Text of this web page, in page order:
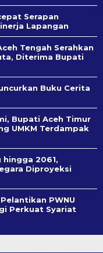
Serapan
Lapangan
Tengah Serahkan
Diterima Bupati
Buku Cerita
Bupati Aceh Timur
UMKM Terdampak
hingga 2061,
Diproyeksi
PWNU
Perkuat Syariat